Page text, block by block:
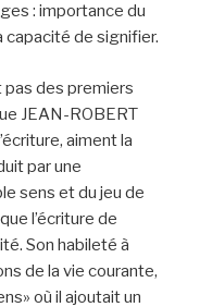
: importance du
de signifier.
des premiers
JEAN-ROBERT
aiment la
par une
sens et du jeu de
l’écriture de
Son habileté à
de la vie courante,
où il ajoutait un